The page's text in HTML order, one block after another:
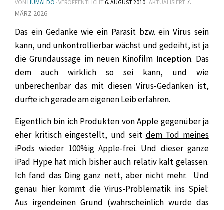
VON HUMALDO · VERÖFFENTLICHT 6. AUGUST 2010 · AKTUALISIERT 7.
MÄRZ 2026
Das ein Gedanke wie ein Parasit bzw. ein Virus sein
kann, und unkontrollierbar wächst und gedeiht, ist ja
die Grundaussage im neuen Kinofilm Inception. Das
dem auch wirklich so sei kann, und wie
unberechenbar das mit diesen Virus-Gedanken ist,
durfte ich gerade am eigenen Leib erfahren.
Eigentlich bin ich Produkten von Apple gegenüber ja
eher kritisch eingestellt, und seit dem Tod meines
iPods wieder 100%ig Apple-frei. Und dieser ganze
iPad Hype hat mich bisher auch relativ kalt gelassen.
Ich fand das Ding ganz nett, aber nicht mehr. Und
genau hier kommt die Virus-Problematik ins Spiel:
Aus irgendeinen Grund (wahrscheinlich wurde das